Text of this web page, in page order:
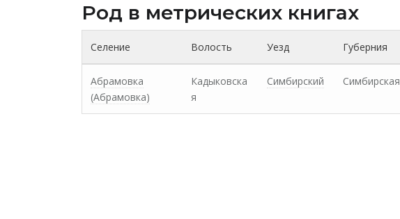
Род в метрических книгах
Селение Волость Уезд Губерния
Абрамовка
(Абрамовка)
Кадыковска
я
Симбирский Симбирская